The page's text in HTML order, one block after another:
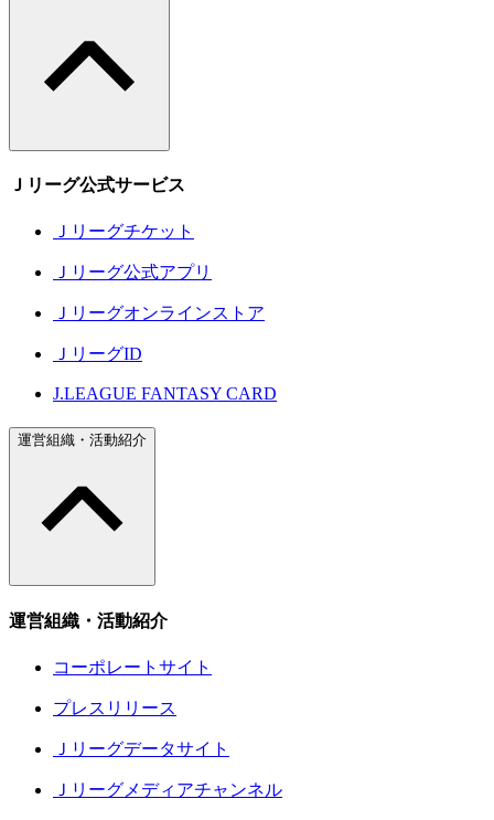
Ｊリーグ公式サービス
Ｊリーグチケット
Ｊリーグ公式アプリ
Ｊリーグオンラインストア
ＪリーグID
J.LEAGUE FANTASY CARD
運営組織・活動紹介
運営組織・活動紹介
コーポレートサイト
プレスリリース
Ｊリーグデータサイト
Ｊリーグメディアチャンネル